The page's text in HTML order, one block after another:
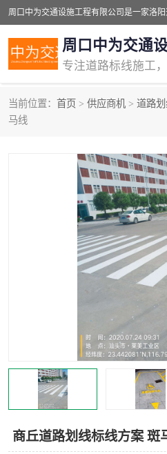
周口中为交通
当前位置： 首页 > 供应商机 > 道路
马线
商丘道路划线标线方案 斑
交通道路标线
道路标线划线